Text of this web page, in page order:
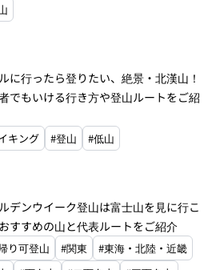
に行ったら登りたい、絶景・北漢山！
でもいける行き方や登山ルートをご紹
キング #登山 #低山
デンウイーク登山は富士山を見に行こ
すすめの山と代表ルートをご紹介
り可登山 #関東
#東海・北陸・近畿